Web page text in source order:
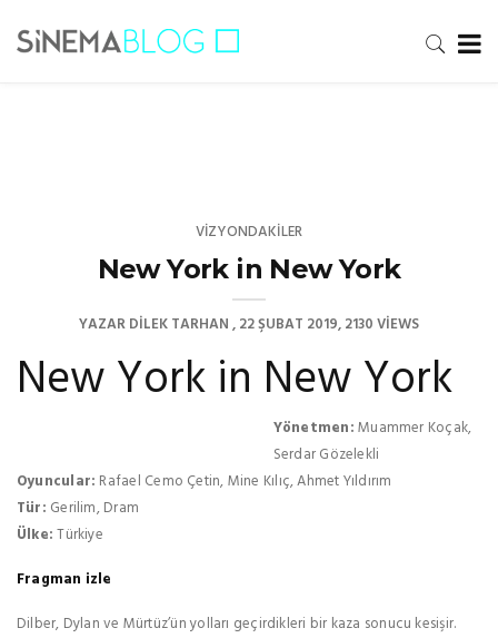
VIZYONDAKILER
New York in New York
YAZARDILEK TARHAN 22 ŞUBAT 2019 2130 VIEWS
New York in New York
Yönetmen:Muammer Koçak,
Serdar Gözelekli
Oyuncular: Rafael Cemo Çetin, Mine Kılıç, Ahmet Yıldırım
Tür: Gerilim, Dram
Ülke:Türkiye
Fragman izle
Dilber, Dylan ve Mürtüz’ün yolları geçirdikleri bir kaza sonucu kesişir.